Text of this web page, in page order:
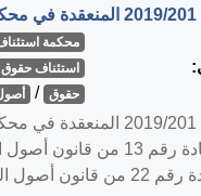
محكمة
استئناف حقوق
حقوق /